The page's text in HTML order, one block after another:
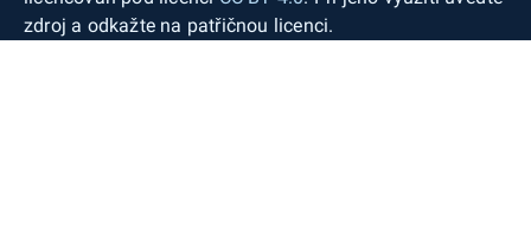
zdroj a odkažte na patřičnou licenci.